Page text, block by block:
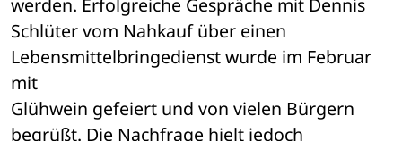
werden. Erfolgreiche Gespräche mit Dennis
Schlüter vom Nahkauf über einen
Lebensmittelbringedienst wurde im Februar
mit
Glühwein gefeiert und von vielen Bürgern
begrüßt. Die Nachfrage hielt jedoch